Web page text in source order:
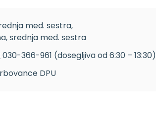
med. sestra,
srednja med. sestra
030-366-961 (dosegljiva od 6:30 – 13:30)
DPU